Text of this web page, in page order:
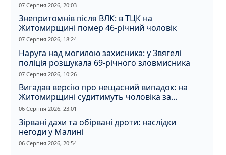
07 Серпня 2026, 20:03
Знепритомнів після ВЛК: в ТЦК на
Житомирщині помер 46-річний чоловік
07 Серпня 2026, 18:24
Наруга над могилою захисника: у Звягелі
поліція розшукала 69-річного зловмисника
07 Серпня 2026, 10:26
Вигадав версію про нещасний випадок: на
Житомирщині судитимуть чоловіка за
вбивство співмешканки
06 Серпня 2026, 23:01
Зірвані дахи та обірвані дроти: наслідки
негоди у Малині
06 Серпня 2026, 20:54